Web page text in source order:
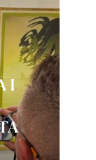
I